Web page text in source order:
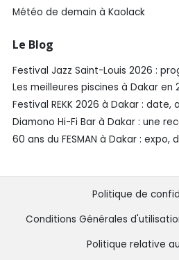
Météo de demain à Kaolack
Le Blog
Festival Jazz Saint-Louis 2026 :
Les meilleures piscines à Dakar
SénéGuide
Festival REKK 2026 à Dakar :
Diamono Hi-Fi Bar à Dakar : une
aux Spirited Awards®️ 2026
60 ans du FESMAN à Dakar :
Politique de
Conditions Générales
Politique relative